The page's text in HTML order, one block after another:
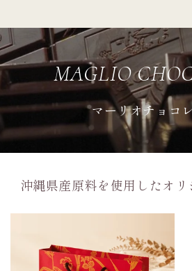
MAGLIO
マーリオチョコ
沖縄県産原料を使用したオ